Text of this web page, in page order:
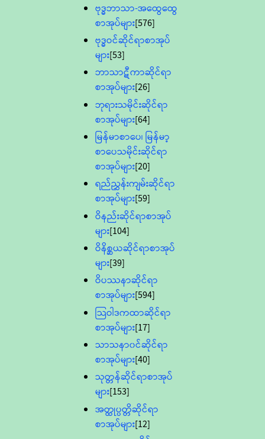
ဗုဒ္ဓဘာသာ-အထွေထွေ
စာအုပ်များ[576]
ဗုဒ္ဓဝင်ဆိုင်ရာစာအုပ်
များ[53]
ဘာသာဋီကာဆိုင်ရာ
စာအုပ်များ[26]
ဘုရားသမိုင်းဆိုင်ရာ
စာအုပ်များ[64]
မြန်မာစာပေ၊ မြန်မာ့
စာပေသမိုင်းဆိုင်ရာ
စာအုပ်များ[20]
ရည်ညွှန်းကျမ်းဆိုင်ရာ
စာအုပ်များ[59]
ဝိနည်းဆိုင်ရာစာအုပ်
များ[104]
ဝိနိစ္ဆယဆိုင်ရာစာအုပ်
များ[39]
ဝိပဿနာဆိုင်ရာ
စာအုပ်များ[594]
သြဝါဒကထာဆိုင်ရာ
စာအုပ်များ[17]
သာသနာ၀င်ဆိုင်ရာ
စာအုပ်များ[40]
သုတ္တန်ဆိုင်ရာစာအုပ်
များ[153]
အတ္ထုပ္ပတ္တိဆိုင်ရာ
စာအုပ်များ[12]